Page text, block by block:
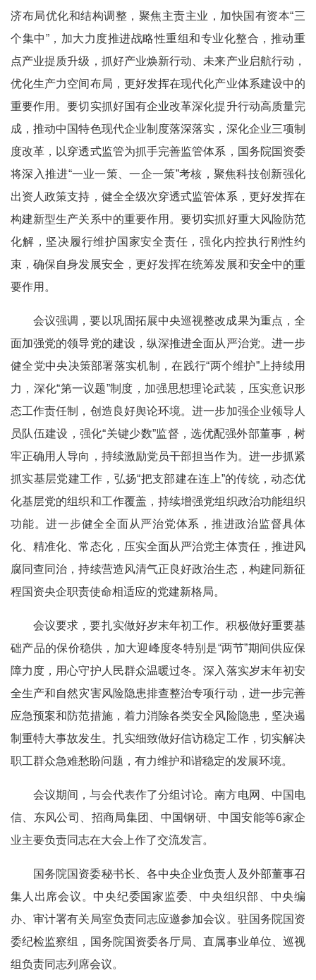
济布局优化和结构调整，聚焦主责主业，加快国有资本“三
个集中”，加大力度推进战略性重组和专业化整合，推动重
点产业提质升级，抓好产业焕新行动、未来产业启航行动，
优化生产力空间布局，更好发挥在现代化产业体系建设中的
重要作用。要切实抓好国有企业改革深化提升行动高质量完
成，推动中国特色现代企业制度落深落实，深化企业三项制
度改革，以穿透式监管为抓手完善监管体系，国务院国资委
将深入推进“一业一策、一企一策”考核，聚焦科技创新强化
出资人政策支持，健全全级次穿透式监管体系，更好发挥在
构建新型生产关系中的重要作用。要切实抓好重大风险防范
化解，坚决履行维护国家安全责任，强化内控执行刚性约
束，确保自身发展安全，更好发挥在统筹发展和安全中的重
要作用。
会议强调，要以巩固拓展中央巡视整改成果为重点，全
面加强党的领导党的建设，纵深推进全面从严治党。进一步
健全党中央决策部署落实机制，在践行“两个维护”上持续用
力，深化“第一议题”制度，加强思想理论武装，压实意识形
态工作责任制，创造良好舆论环境。进一步加强企业领导人
员队伍建设，强化“关键少数”监督，选优配强外部董事，树
牢正确用人导向，持续激励党员干部担当作为。进一步抓紧
抓实基层党建工作，弘扬“把支部建在连上”的传统，动态优
化基层党的组织和工作覆盖，持续增强党组织政治功能组织
功能。进一步健全全面从严治党体系，推进政治监督具体
化、精准化、常态化，压实全面从严治党主体责任，推进风
腐同查同治，持续营造风清气正良好政治生态，构建同新征
程国资央企职责使命相适应的党建新格局。
会议要求，要扎实做好岁末年初工作。积极做好重要基
础产品的保价稳供，加大迎峰度冬特别是“两节”期间供应保
障力度，用心守护人民群众温暖过冬。深入落实岁末年初安
全生产和自然灾害风险隐患排查整治专项行动，进一步完善
应急预案和防范措施，着力消除各类安全风险隐患，坚决遏
制重特大事故发生。扎实细致做好信访稳定工作，切实解决
职工群众急难愁盼问题，有力维护和谐稳定的发展环境。
会议期间，与会代表作了分组讨论。南方电网、中国电
信、东风公司、招商局集团、中国钢研、中国安能等6家企
业主要负责同志在大会上作了交流发言。
国务院国资委秘书长、各中央企业负责人及外部董事召
集人出席会议。中央纪委国家监委、中央组织部、中央编
办、审计署有关局室负责同志应邀参加会议。驻国务院国资
委纪检监察组，国务院国资委各厅局、直属事业单位、巡视
组负责同志列席会议。